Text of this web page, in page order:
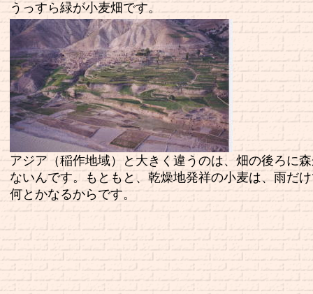
うっすら緑が小麦畑です。
アジア（稲作地域）と大きく違うのは、畑の後ろに
ないんです。もともと、乾燥地発祥の小麦は、雨だ
何とかなるからです。